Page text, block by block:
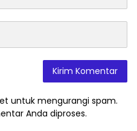
untuk mengurangi spam.
Anda diproses.